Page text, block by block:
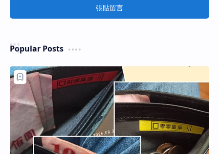
張貼留言
Popular Posts